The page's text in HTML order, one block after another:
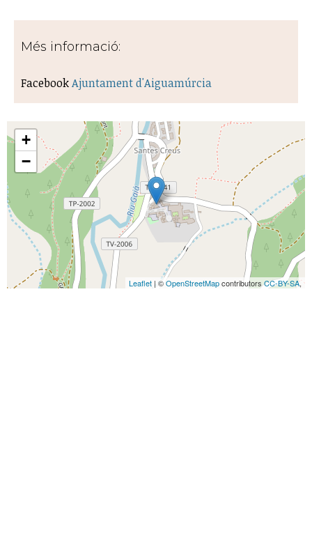
Més informació:
FacebookAjuntament d'Aiguamúrcia
+
−
Leaflet | ©OpenStreetMapcontributorsCC-BY-SA,